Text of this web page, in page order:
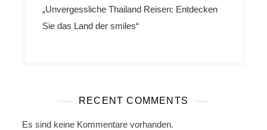
„Unvergessliche Thailand Reisen: Entdecken
Sie das Land der smiles“
RECENT COMMENTS
Es sind keine Kommentare vorhanden.